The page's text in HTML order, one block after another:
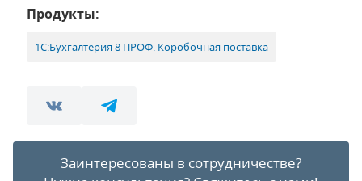
Продукты:
1С:Бухгалтерия 8 ПРОФ. Коробочная поставка
Заинтересованы в сотрудничестве?